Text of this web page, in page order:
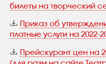
билеты на творческий
Приказ об
платные услуги на 2022-
Прейскурант цен на